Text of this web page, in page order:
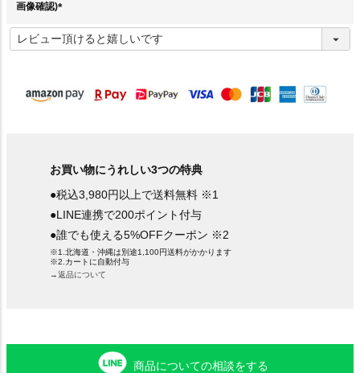
画像確認)
必
須
お買い物にうれしい3つの特典
●税込3,980円以上で送料無料 ※1
●LINE連携で200ポイント付与
●誰でも使える5%OFFクーポン ※2
※1.北海道・沖縄は別途1,100円送料がかかります
※2.カートに自動付与
→返品について
商品についての相談をする